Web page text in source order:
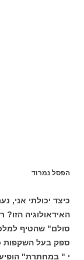
הפסל נמרוד
האידאולוגיה
סולם" שהטיף
ספק בעל השקפות